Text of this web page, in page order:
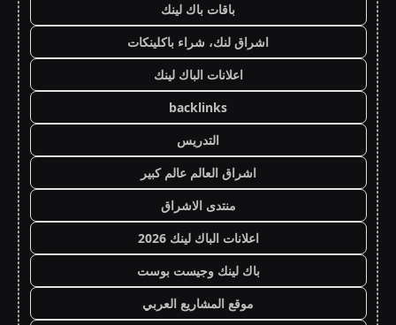
باقات باك لينك
اشراق لنك، شراء باكلينكات
اعلانات الباك لينك
backlinks
التدريس
اشراق العالم عالم كبير
منتدى الاشراق
اعلانات الباك لينك 2026
باك لينك وجيست بوست
موقع المشاريع العربي